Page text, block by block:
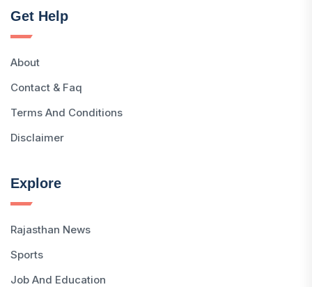
Get Help
About
Contact & Faq
Terms And Conditions
Disclaimer
Explore
Rajasthan News
Sports
Job And Education